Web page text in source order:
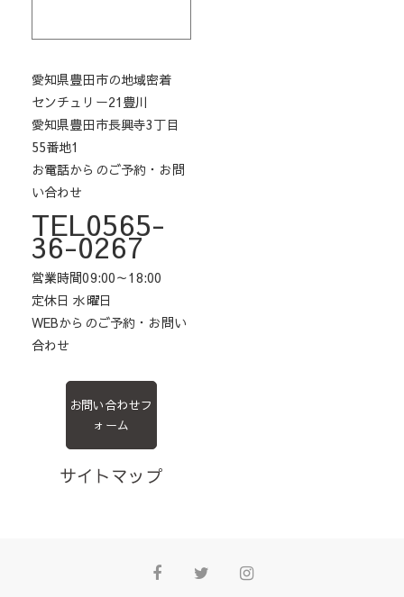
愛知県豊田市の地域密着
センチュリー21豊川
愛知県豊田市長興寺3丁目
55番地1
お電話からのご予約・お問
い合わせ
TEL0565-
36-0267
営業時間09:00～18:00
定休日 水曜日
WEBからのご予約・お問い
合わせ
お問い合わせフ
ォーム
サイトマップ
FacebookTwitterInstagram